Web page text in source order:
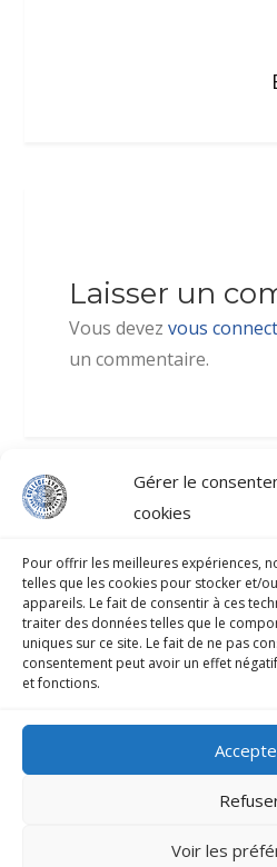
Gérer le
cookies
Pour offrir les meilleures expériences,
telles que les cookies pour stocker et/
appareils. Le fait de consentir à ces
traiter des données telles que le
uniques sur ce site. Le fait de ne pas
consentement peut avoir un effet
et fonctions.
Voir les
Laisser un
Vous devezvous
un commentaire.
B.P.33 HIVA-OA
Secrétariat :
Mentions